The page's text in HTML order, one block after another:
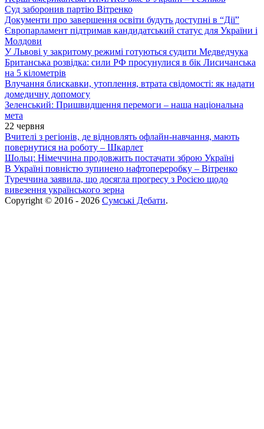
Суд заборонив партію Вітренко
Документи про завершення освіти будуть доступні в “Дії”
Європарламент підтримав кандидатський статус для України і
Молдови
У Львові у закритому режимі готуються судити Медведчука
Британська розвідка: сили РФ просунулися в бік Лисичанська
на 5 кілометрів
Влучання блискавки, утоплення, втрата свідомості: як надати
домедичну допомогу
Зеленський: Пришвидшення перемоги – наша національна
мета
22 червня
Вчителі з регіонів, де відновлять офлайн-навчання, мають
повернутися на роботу – Шкарлет
Шольц: Німеччина продовжить постачати зброю Україні
В Україні повністю зупинено нафтопереробку – Вітренко
Туреччина заявила, що досягла прогресу з Росією щодо
вивезення українського зерна
Copyright © 2016 - 2026 Сумські Дебати.